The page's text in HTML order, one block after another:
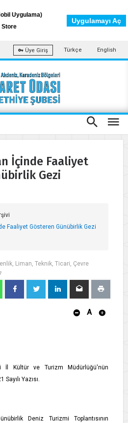
Üye Giriş Türkçe English
İçinde Faaliyet
Gezi
Faaliyet Gösteren Günübirlik Gezi
Liman, Teknik, Ticari, Çevre
A
İl Kültür ve Turizm Müdürlüğü'nün
Yazısı.
Deniz Turizmi Toplantısının
Uygulama)
Store
Uygulamayı Aç